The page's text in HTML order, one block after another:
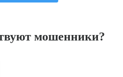
мошенники?